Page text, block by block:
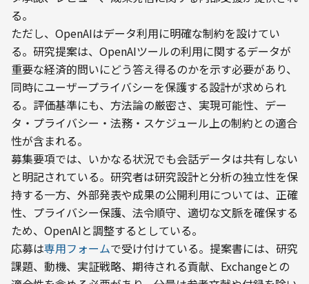
る。
ただし、OpenAIはデータ利用に明確な制約を設けてい
る。研究提案は、OpenAIツールの利用に関するデータが
重要な経済的問いにどう答え得るのかを示す必要があり、
同時にユーザープライバシーを保護する設計が求められ
る。評価基準にも、方法論の厳密さ、実現可能性、デー
タ・プライバシー・法務・スケジュール上の制約との適合
性が含まれる。
募集要項では、いかなる状況でも会話データは共有しない
と明記されている。研究者は研究設計と分析の独立性を保
持する一方、外部発表や成果の公開利用については、正確
性、プライバシー保護、法令順守、適切な文脈を確保する
ため、OpenAIと調整するとしている。
応募は専用フォームで受け付けている。提案書には、研究
課題、動機、実証戦略、期待される貢献、Exchangeとの